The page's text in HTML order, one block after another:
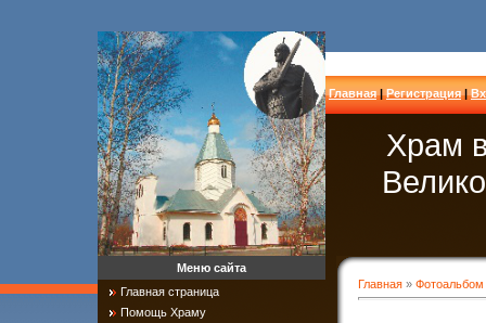
Главная|Регистрация|
Храм
Главная » Фотоальбом
Меню сайта
Главная страница
Помощь Храму